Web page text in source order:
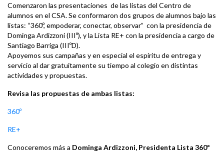
Comenzaron las presentaciones de las listas del Centro de
alumnos en el CSA. Se conformaron dos grupos de alumnos bajo las
listas: “360º, empoderar, conectar, observar” con la presidencia de
Dominga Ardizzoni (IIIº), y la Lista RE+ con la presidencia a cargo de
Santiago Barriga (IIIºD).
Apoyemos sus campañas y en especial el espíritu de entrega y
servicio al dar gratuitamente su tiempo al colegio en distintas
actividades y propuestas.
Revisa las propuestas de ambas listas:
360º
RE+
Conoceremos más a Dominga Ardizzoni, Presidenta Lista 360º